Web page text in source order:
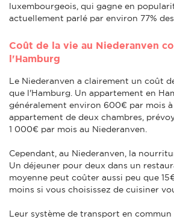
luxembourgeois, qui gagne en
actuellement parlé par environ 77%
Coût de la vie au Niederanven
l'Hamburg
Le Niederanven a clairement un coût
que l'Hamburg. Un appartement en
généralement environ 600€ par mois à
appartement de deux chambres,
1 000€ par mois au Niederanven.
Cependant, au Niederanven, la
Un déjeuner pour deux dans un
moyenne peut coûter aussi peu que
moins si vous choisissez de cuisiner
Leur système de transport en